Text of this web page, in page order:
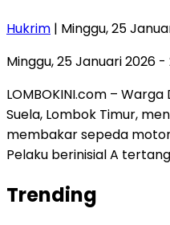
Hukrim | Minggu, 25
Minggu, 25 Januari 2026 -
LOMBOKINI.com –
Suela, Lombok Timur,
membakar sepeda
Pelaku berinisial A
Trending